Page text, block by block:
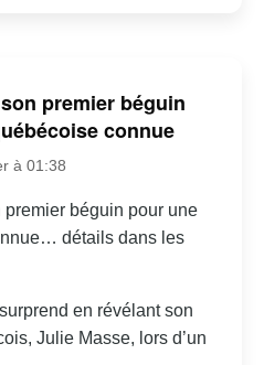
premier béguin
connue
à 01:38
béguin pour une
détails dans les
en révélant son
Julie Masse, lors d’un